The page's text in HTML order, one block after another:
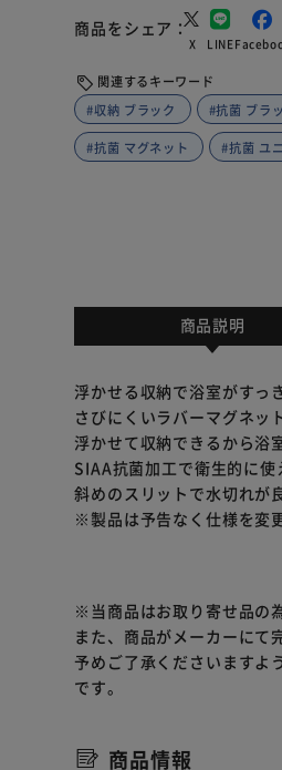
商品をシェア
X LINE
関連するキーワード
#収納 ブラック
#抗菌 ブラ
#抗菌 マグネット #抗菌 ユ
商品説明
浮かせる収納で浴室がすっ
さびにくいラバーマグネッ
浮かせて収納できるから浴
SIAA抗菌加工で衛生的に使
斜めのスリットで水切れが
※製品は予告なく仕様を変
※当商品はお取り寄せ品の
また、商品がメーカーにて
予めご了承くださいますよ
です。
商品情報